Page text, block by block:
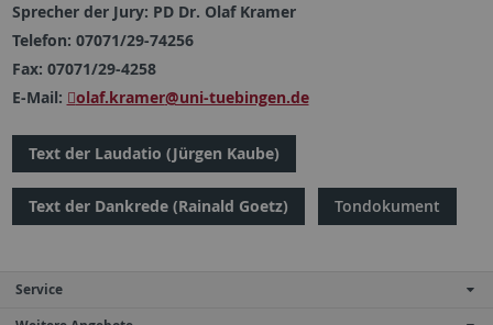
Sprecher der Jury: PD Dr. Olaf Kramer
Telefon: 07071/29-74256
Fax: 07071/29-4258
E-Mail:
olaf.kramer@uni-tuebingen.de
Text der Laudatio (Jürgen Kaube)
Text der Dankrede (Rainald Goetz) Tondokument
Service